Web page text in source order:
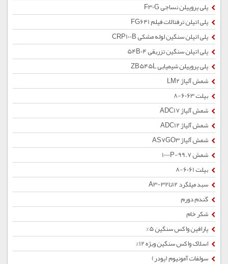
پلی پروپیلن نساجی F30G
پلی اتیلن ترفتالات فیلم FG641
پلی اتیلن سنگین لوله مشکی CRP100B
پلی اتیلن سنگین تزریقی 54B04
پلی پروپیلن شیمیایی ZB545L
شمش آلیاژ LM2
بیلت 6063-8
شمش آلیاژ ADC17
شمش آلیاژ ADC12
شمش آلیاژ AS7GO3
شمش 1000P-99.7
بیلت 6061-8
سبد میلگرد 12تا32-A3
گندم دورم
شکر خام
پارافین واکس سنگین 5%
اسلاک واکس سنگین ویژه 12%
سولفات آمونیوم (پودر)